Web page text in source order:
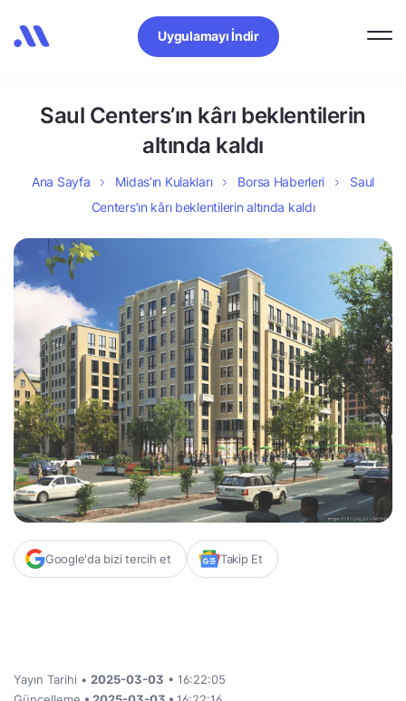
Uygulamayı İndir
Saul Centers’ın kârı beklentilerin
altında kaldı
Ana Sayfa Midas’ın Kulakları Borsa Haberleri
Saul
Centers’ın kârı beklentilerin altında kaldı
Google'da bizi tercih et Takip Et
Yayın Tarihi • 2025-03-03 • 16:22:05